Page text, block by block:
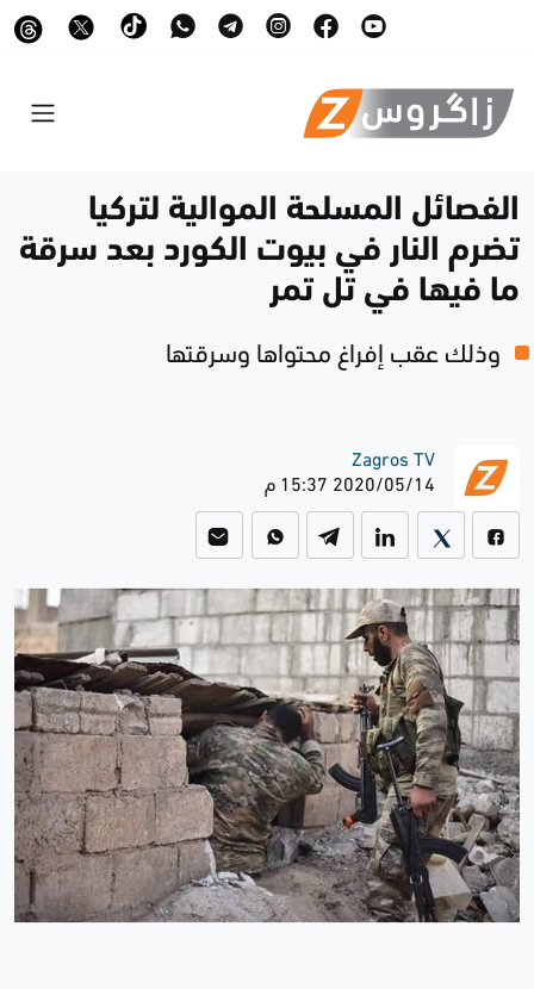
الفصائل المسلحة الموالية لتركيا
تضرم النار في بيوت الكورد بعد سرقة
ما فيها في تل تمر
وذلك عقب إفراغ محتواها وسرقتها
Zagros TV
2020/05/14 15:37 م